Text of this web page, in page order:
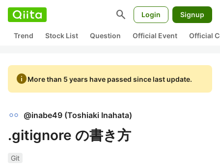
search Login Signup
Trend Stock List Question Official Event Official
infoMore than 5 years have passed since last update.
@inabe49 (Toshiaki Inahata)
.gitignore の書き方
Git